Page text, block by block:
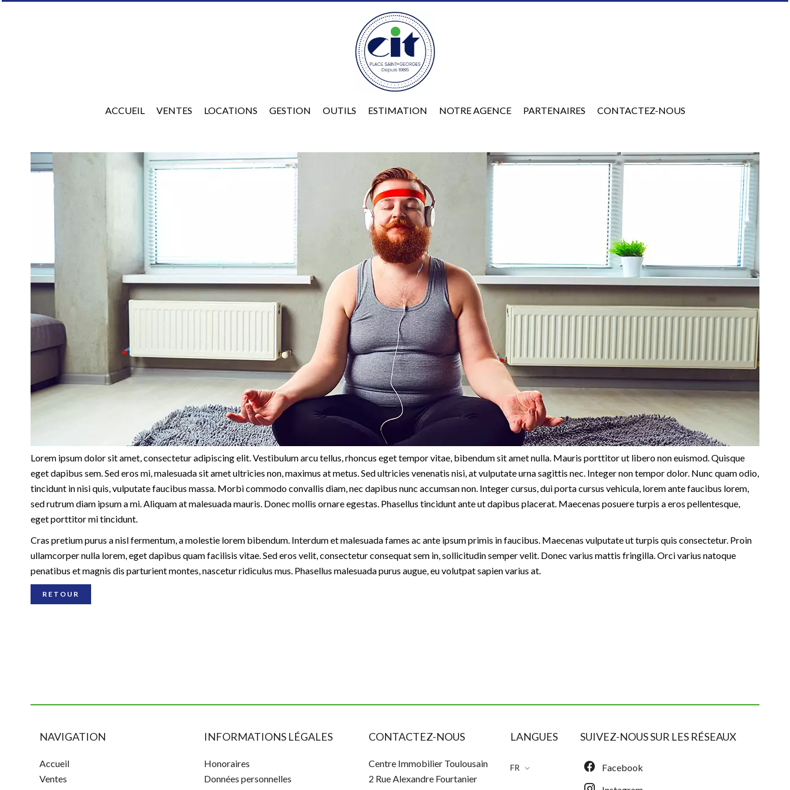
ACCUEIL VENTES LOCATIONS GESTION OUTILS ESTIMATION NOTRE AGENCE PARTENAIRES CONTACTEZ-NOUS
Lorem ipsum dolor sit amet, consectetur adipiscing elit. Vestibulum arcu tellus, rhoncus eget tempor vitae, bibendum sit amet nulla. Mauris porttitor ut libero non euismod. Quisque
eget dapibus sem. Sed eros mi, malesuada sit amet ultricies non, maximus at metus. Sed ultricies venenatis nisi, at vulputate urna sagittis nec. Integer non tempor dolor. Nunc quam odio,
tincidunt in nisi quis, vulputate faucibus massa. Morbi commodo convallis diam, nec dapibus nunc accumsan non. Integer cursus, dui porta cursus vehicula, lorem ante faucibus lorem,
sed rutrum diam ipsum a mi. Aliquam at malesuada mauris. Donec mollis ornare egestas. Phasellus tincidunt ante ut dapibus placerat. Maecenas posuere turpis a eros pellentesque,
eget porttitor mi tincidunt.
Cras pretium purus a nisl fermentum, a molestie lorem bibendum. Interdum et malesuada fames ac ante ipsum primis in faucibus. Maecenas vulputate ut turpis quis consectetur. Proin
ullamcorper nulla lorem, eget dapibus quam facilisis vitae. Sed eros velit, consectetur consequat sem in, sollicitudin semper velit. Donec varius mattis fringilla. Orci varius natoque
penatibus et magnis dis parturient montes, nascetur ridiculus mus. Phasellus malesuada purus augue, eu volutpat sapien varius at.
RETOUR
NAVIGATION
Accueil
Ventes
INFORMATIONS LÉGALES
Honoraires
Données personnelles
CONTACTEZ-NOUS
Centre Immobilier Toulousain
2 Rue Alexandre Fourtanier
LANGUES
FR
SUIVEZ-NOUS SUR LES RÉSEAUX
Facebook